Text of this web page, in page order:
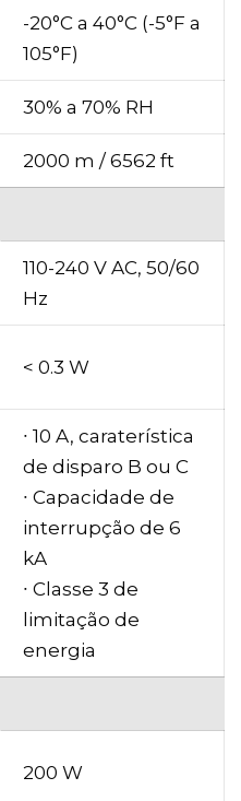
-20°C a 40°C (-5°F a
105°F)
30% a 70% RH
2000 m / 6562 ft
110-240 V AC, 50/60
Hz
< 0.3 W
∙ 10 A, caraterística
de disparo B ou C
∙ Capacidade de
interrupção de 6
kA
∙ Classe 3 de
limitação de
energia
200 W